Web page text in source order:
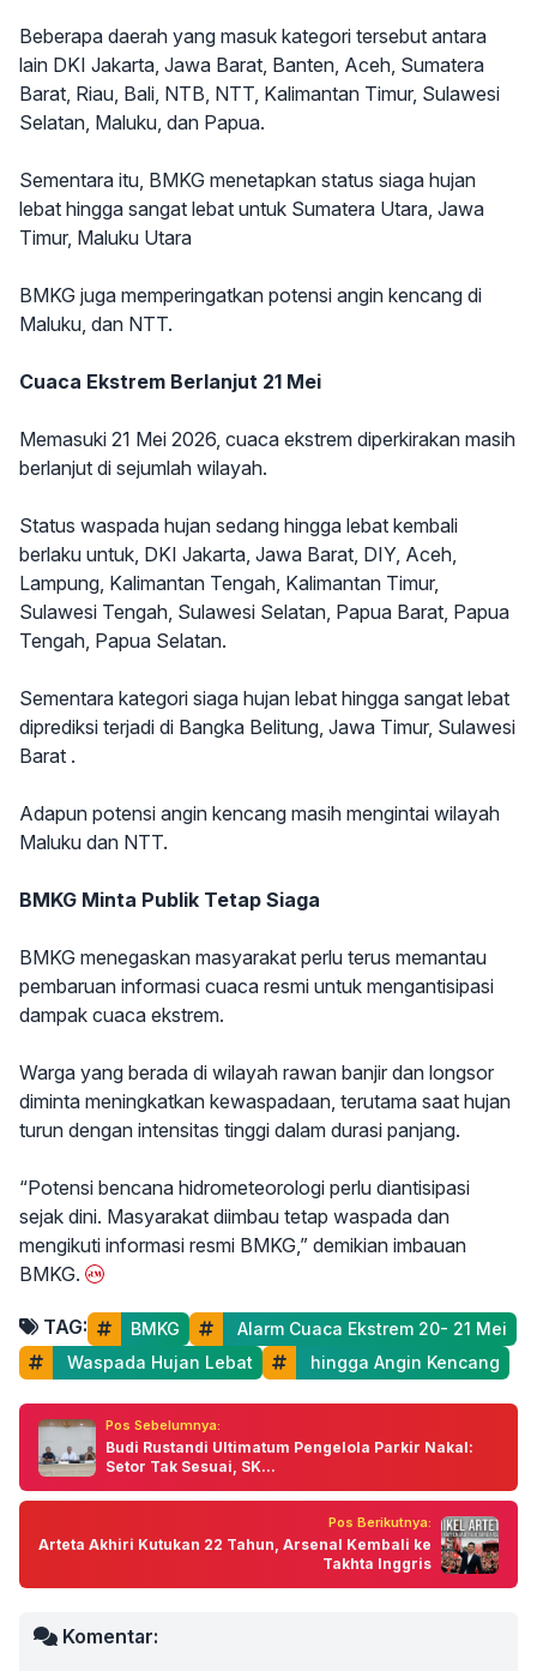
Beberapa daerah yang masuk kategori tersebut antara
lain DKI Jakarta, Jawa Barat, Banten, Aceh, Sumatera
Barat, Riau, Bali, NTB, NTT, Kalimantan Timur, Sulawesi
Selatan, Maluku, dan Papua.
Sementara itu, BMKG menetapkan status siaga hujan
lebat hingga sangat lebat untuk Sumatera Utara, Jawa
Timur, Maluku Utara
BMKG juga memperingatkan potensi angin kencang di
Maluku, dan NTT.
Cuaca Ekstrem Berlanjut 21 Mei
Memasuki 21 Mei 2026, cuaca ekstrem diperkirakan masih
berlanjut di sejumlah wilayah.
Status waspada hujan sedang hingga lebat kembali
berlaku untuk, DKI Jakarta, Jawa Barat, DIY, Aceh,
Lampung, Kalimantan Tengah, Kalimantan Timur,
Sulawesi Tengah, Sulawesi Selatan, Papua Barat, Papua
Tengah, Papua Selatan.
Sementara kategori siaga hujan lebat hingga sangat lebat
diprediksi terjadi di Bangka Belitung, Jawa Timur, Sulawesi
Barat .
Adapun potensi angin kencang masih mengintai wilayah
Maluku dan NTT.
BMKG Minta Publik Tetap Siaga
BMKG menegaskan masyarakat perlu terus memantau
pembaruan informasi cuaca resmi untuk mengantisipasi
dampak cuaca ekstrem.
Warga yang berada di wilayah rawan banjir dan longsor
diminta meningkatkan kewaspadaan, terutama saat hujan
turun dengan intensitas tinggi dalam durasi panjang.
“Potensi bencana hidrometeorologi perlu diantisipasi
sejak dini. Masyarakat diimbau tetap waspada dan
mengikuti informasi resmi BMKG,” demikian imbauan
BMKG.
TAG: BMKG
Alarm Cuaca Ekstrem 20- 21 Mei
Waspada Hujan Lebat
hingga Angin Kencang
Pos Sebelumnya:
Budi Rustandi Ultimatum Pengelola Parkir Nakal:
Setor Tak Sesuai, SK...
Pos Berikutnya:
Arteta Akhiri Kutukan 22 Tahun, Arsenal Kembali ke
Takhta Inggris
Komentar: